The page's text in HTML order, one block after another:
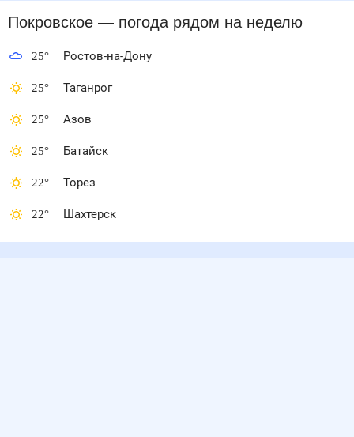
Покровское— погода рядом на неделю
25° Ростов-на-Дону
25° Таганрог
25° Азов
25° Батайск
22° Торез
22° Шахтерск